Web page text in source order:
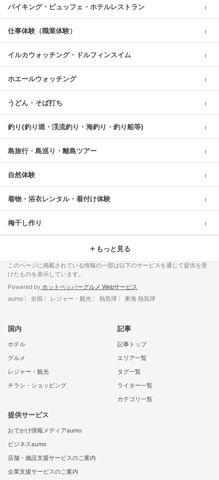
バイキング・ビュッフェ・ホテルレストラン ›
仕事体験（職業体験） ›
イルカウォッチング・ドルフィンスイム ›
ホエールウォッチング ›
うどん・そば打ち ›
釣り(釣り堀・渓流釣り・海釣り・釣り船等) ›
島旅行・島巡り・離島ツアー ›
自然体験 ›
着物・浴衣レンタル・着付け体験 ›
梅干し作り ›
＋ もっと見る
このページに掲載されている情報の一部は以下のサービスを通じて提供を受
けたものを表示しています。
Powered by ホットペッパーグルメ Webサービス
aumo
全国 レジャー・観光 熱気球 東海 熱気球
国内
ホテル
グルメ
レジャー・観光
チラシ・ショッピング
記事
記事トップ
エリア一覧
タグ一覧
ライター一覧
カテゴリ一覧
提供サービス
おでかけ情報メディアaumo
ビジネスaumo
店舗・施設支援サービスのご案内
企業支援サービスのご案内